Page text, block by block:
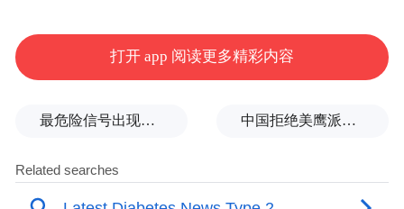
方案”的补强措施，动态优化电网运行方式。
积极对接市能源局，在实现地方电厂以“零缺
策中心”，进一步完善主配网应急处置预案，
形成精细化常规机组及用户侧储能资源管理
打开 app 阅读更多精彩内容
最危险信号出现！全球能源大动脉岌岌可危 中国拒绝美鹰派副防长访华？弦外之音被热议